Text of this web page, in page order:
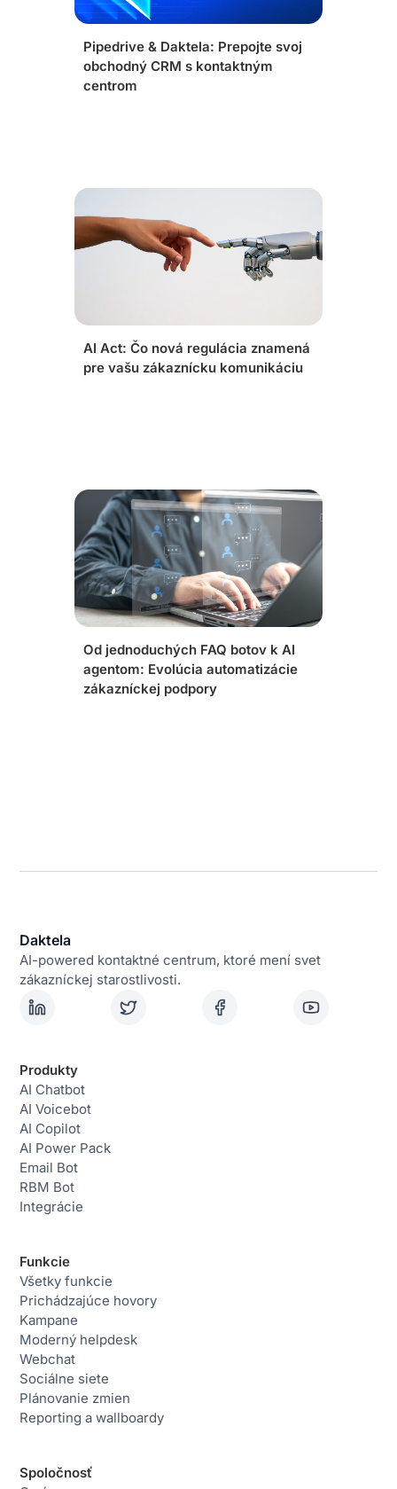
Pipedrive & Daktela: Prepojte svoj
obchodný CRM s kontaktným
centrom
AI Act: Čo nová regulácia znamená
pre vašu zákaznícku komunikáciu
Od jednoduchých FAQ botov k AI
agentom: Evolúcia automatizácie
zákazníckej podpory
Daktela
AI-powered kontaktné centrum, ktoré mení svet
zákazníckej starostlivosti.
Produkty
AI Chatbot
AI Voicebot
AI Copilot
AI Power Pack
Email Bot
RBM Bot
Integrácie
Funkcie
Všetky funkcie
Prichádzajúce hovory
Kampane
Moderný helpdesk
Webchat
Sociálne siete
Plánovanie zmien
Reporting a wallboardy
Spoločnosť